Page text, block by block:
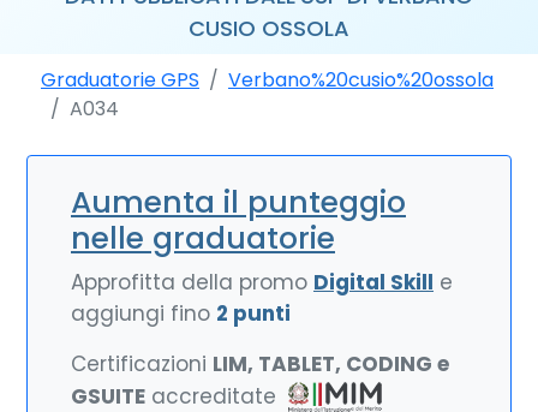
CUSIO OSSOLA
Graduatorie GPS
Verbano%20cusio%20ossola
A034
Aumenta il punteggio
nelle graduatorie
Approfitta della promo Digital Skill e
aggiungi fino 2 punti
Certificazioni LIM, TABLET, CODING e
GSUITE accreditate